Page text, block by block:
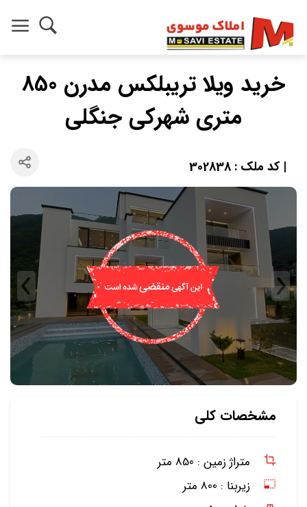
خرید ویلا تریبلکس مدرن 850
متری شهرکی جنگلی
| کد ملک : 302838
مشخصات کلی
متراژ زمین : 850 متر
زیربنا : 800 متر